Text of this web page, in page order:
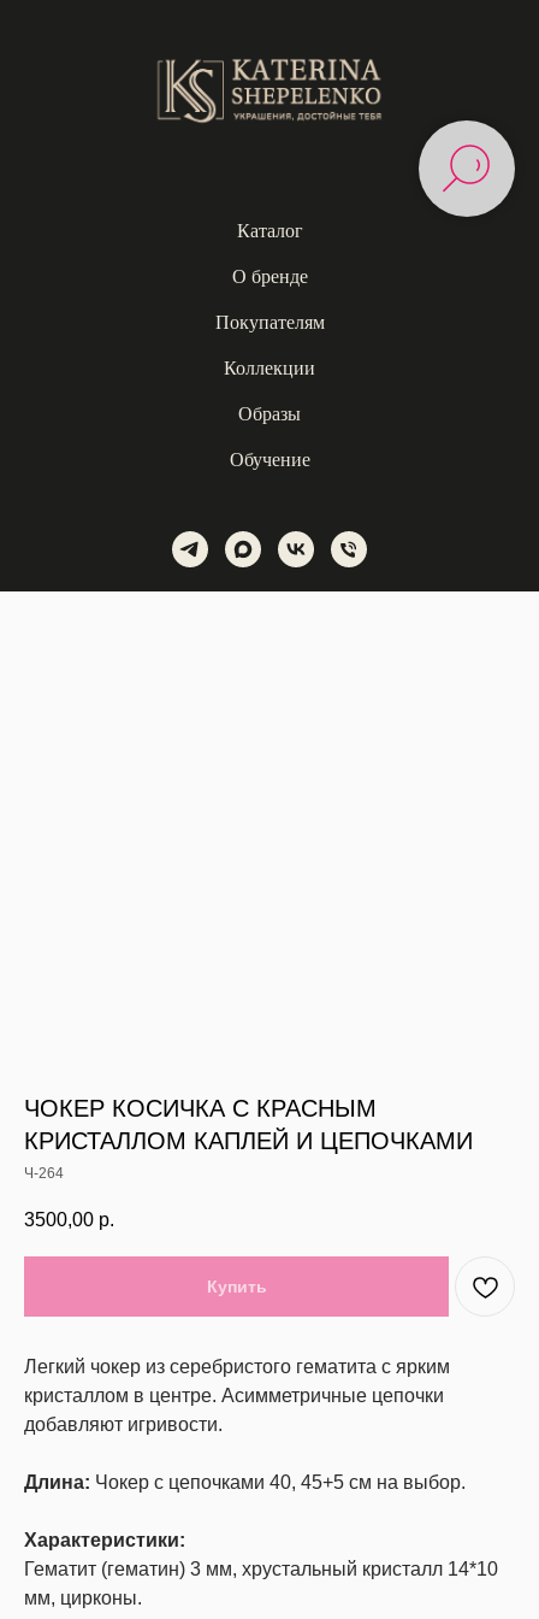
Каталог
О бренде
Покупателям
Коллекции
Образы
Обучение
ЧОКЕР КОСИЧКА С КРАСНЫМ
КРИСТАЛЛОМ КАПЛЕЙ И ЦЕПОЧКАМИ
Ч-264
3500,00 р.
Купить
Легкий чокер из серебристого гематита с ярким
кристаллом в центре. Асимметричные цепочки
добавляют игривости.
Длина: Чокер с цепочками 40, 45+5 см на выбор.
Характеристики:
Гематит (гематин) 3 мм, хрустальный кристалл 14*10
мм, цирконы.